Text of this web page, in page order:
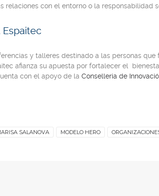
relaciones con el entorno o la responsabilidad
Espaitec
y talleres destinado a las personas
afianza su apuesta por fortalecer el
con el apoyo de la Conselleria de
SALANOVA MODELO HERO